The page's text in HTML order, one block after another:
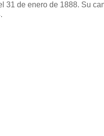
31 de enero de 1888. Su